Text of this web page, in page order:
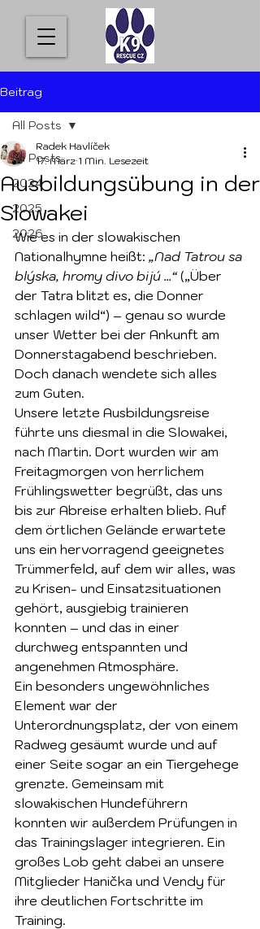
Beitrag
All Posts
2024
2025
2026
All Posts
Ausbildungsübung in der
Slowakei
Radek Havlíček
17. März 1 Min. Lesezeit
Wie es in der slowakischen
Nationalhymne heißt: „Nad Tatrou sa
blýska, hromy divo bijú ...“ („Über
der Tatra blitzt es, die Donner
schlagen wild“) – genau so wurde
unser Wetter bei der Ankunft am
Donnerstagabend beschrieben.
Doch danach wendete sich alles
zum Guten.
Unsere letzte Ausbildungsreise
führte uns diesmal in die Slowakei,
nach Martin. Dort wurden wir am
Freitagmorgen von herrlichem
Frühlingswetter begrüßt, das uns
bis zur Abreise erhalten blieb. Auf
dem örtlichen Gelände erwartete
uns ein hervorragend geeignetes
Trümmerfeld, auf dem wir alles, was
zu Krisen- und Einsatzsituationen
gehört, ausgiebig trainieren
konnten – und das in einer
durchweg entspannten und
angenehmen Atmosphäre.
Ein besonders ungewöhnliches
Element war der
Unterordnungsplatz, der von einem
Radweg gesäumt wurde und auf
einer Seite sogar an ein Tiergehege
grenzte. Gemeinsam mit
slowakischen Hundeführern
konnten wir außerdem Prüfungen in
das Trainingslager integrieren. Ein
großes Lob geht dabei an unsere
Mitglieder Hanička und Vendy für
ihre deutlichen Fortschritte im
Training.